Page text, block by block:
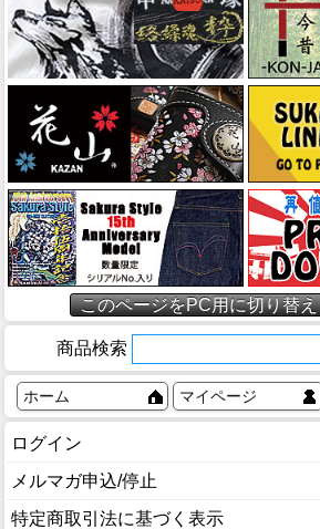
このページをPC用に切り替え
商品検索
ホーム マイページ
ログイン
メルマガ申込/停止
特定商取引法に基づく表示